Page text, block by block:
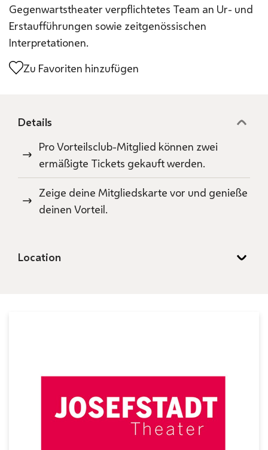
Gegenwartstheater verpflichtetes Team an Ur- und
Erstaufführungen sowie zeitgenössischen
Interpretationen.
Zu Favoriten hinzufügen
Details
Pro Vorteilsclub-Mitglied können zwei
ermäßigte Tickets gekauft werden.
Zeige deine Mitgliedskarte vor und genieße
deinen Vorteil.
Location